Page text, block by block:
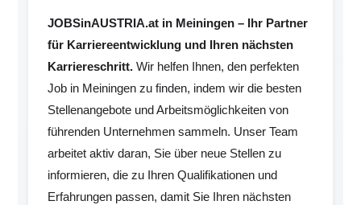
JOBSinAUSTRIA.at in Meiningen – Ihr Partner
für Karriereentwicklung und Ihren nächsten
Karriereschritt. Wir helfen Ihnen, den perfekten
Job in Meiningen zu finden, indem wir die besten
Stellenangebote und Arbeitsmöglichkeiten von
führenden Unternehmen sammeln. Unser Team
arbeitet aktiv daran, Sie über neue Stellen zu
informieren, die zu Ihren Qualifikationen und
Erfahrungen passen, damit Sie Ihren nächsten